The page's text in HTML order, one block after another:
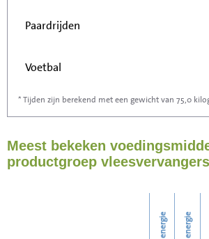
Paardrijden
Voetbal
Stofzuigen
Strijken
* Tijden zijn berekend met een gewicht van 75,0
Meest bekeken
productgroep vleesvervangers
energie energie